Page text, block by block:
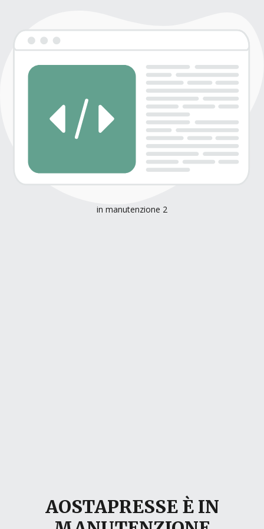
in manutenzione 2
AOSTAPRESSE È IN